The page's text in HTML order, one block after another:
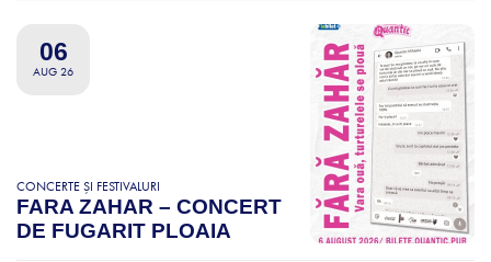
06
AUG 26
CONCERTE ȘI FESTIVALURI
FARA ZAHAR – CONCERT
DE FUGARIT PLOAIA